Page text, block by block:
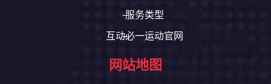
服务类型
互动必一运动官网
网站地图